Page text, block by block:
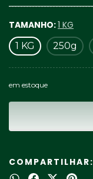
TAMANHO:1 KG
1 KG 250g
em estoque
COMPARTILHAR: